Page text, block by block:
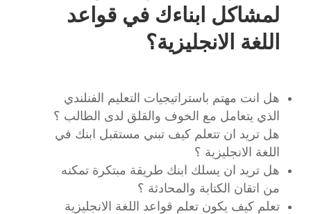
لمشاكل ابناءك في قواعد
اللغة الانجليزية؟
هل انت مهتم باستراتيجيات التعليم الفنلندي
الذي يتعامل مع الخوف والقلق لدى الطالب ؟
هل تريد ان تتعلم كيف تبني مستقبل ابنك في
اللغة الانجليزية ؟
هل تريد ان يسلك ابنك طريقة مبتكرة تمكنه
من اتقان الكتابة والمحادثة ؟
تعلم كيف يكون تعلم قواعد اللغة الانجليزية